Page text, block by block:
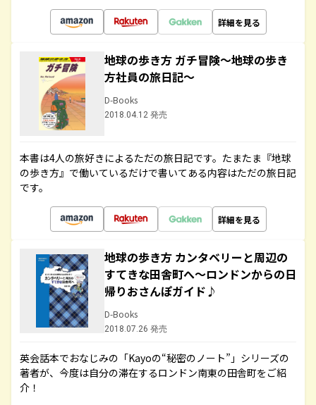
詳細を見る
地球の歩き方 ガチ冒険～地球の歩き
方社員の旅日記～
D-Books
2018.04.12 発売
本書は4人の旅好きによるただの旅日記です。たまたま『地球
の歩き方』で働いているだけで書いてある内容はただの旅日記
です。
詳細を見る
地球の歩き方 カンタベリーと周辺の
すてきな田舎町へ～ロンドンからの日
帰りおさんぽガイド♪
D-Books
2018.07.26 発売
英会話本でおなじみの「Kayoの“秘密のノート”」シリーズの
著者が、今度は自分の滞在するロンドン南東の田舎町をご紹
介！